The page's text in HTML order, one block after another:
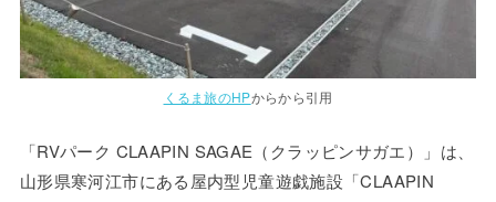
くるま旅のHPからから引用
「RVパーク CLAAPIN SAGAE（クラッピンサガエ）」は、
山形県寒河江市にある屋内型児童遊戯施設「CLAAPIN